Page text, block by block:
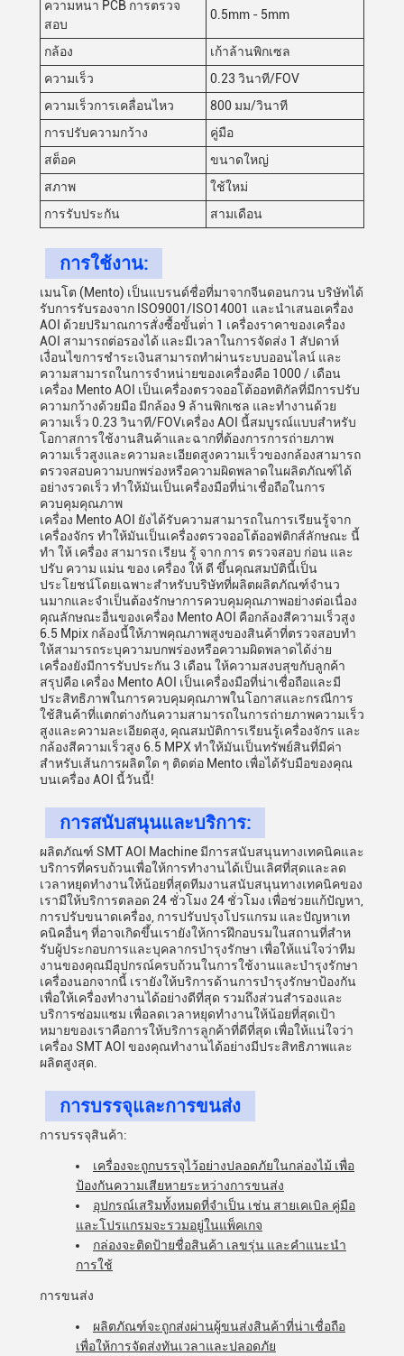
ความหนา PCB การตรวจ
สอบ
0.5mm - 5mm
กล้อง
เก้าล้านพิกเซล
ความเร็ว
0.23 วินาที/FOV
ความเร็วการเคลื่อนไหว
800 มม/วินาที
การปรับความกว้าง
คู่มือ
สต็อค
ขนาดใหญ่
สภาพ
ใช้ใหม่
การรับประกัน
สามเดือน
การใช้งาน:
เมนโต (Mento) เป็นแบรนด์ชื่อที่มาจากจีนดอนกวน บริษัทได้
รับการรับรองจาก ISO9001/ISO14001 และนําเสนอเครื่อง
AOI ด้วยปริมาณการสั่งซื้อขั้นต่ํา 1 เครื่องราคาของเครื่อง
AOI สามารถต่อรองได้ และมีเวลาในการจัดส่ง 1 สัปดาห์
เงื่อนไขการชําระเงินสามารถทําผ่านระบบออนไลน์ และ
ความสามารถในการจําหน่ายของเครื่องคือ 1000 / เดือน
เครื่อง Mento AOI เป็นเครื่องตรวจออโต้ออทติกัลที่มีการปรับ
ความกว้างด้วยมือ มีกล้อง 9 ล้านพิกเซล และทํางานด้วย
ความเร็ว 0.23 วินาที/FOVเครื่อง AOI นี้สมบูรณ์แบบสําหรับ
โอกาสการใช้งานสินค้าและฉากที่ต้องการการถ่ายภาพ
ความเร็วสูงและความละเอียดสูงความเร็วของกล้องสามารถ
ตรวจสอบความบกพร่องหรือความผิดพลาดในผลิตภัณฑ์ได้
อย่างรวดเร็ว ทําให้มันเป็นเครื่องมือที่น่าเชื่อถือในการ
ควบคุมคุณภาพ
เครื่อง Mento AOI ยังได้รับความสามารถในการเรียนรู้จาก
เครื่องจักร ทําให้มันเป็นเครื่องตรวจออโต้ออฟติกส์ลักษณะ นี้
ทํา ให้ เครื่อง สามารถ เรียน รู้ จาก การ ตรวจสอบ ก่อน และ
ปรับ ความ แม่น ของ เครื่อง ให้ ดี ขึ้นคุณสมบัตินี้เป็น
ประโยชน์โดยเฉพาะสําหรับบริษัทที่ผลิตผลิตภัณฑ์จํานว
นมากและจําเป็นต้องรักษาการควบคุมคุณภาพอย่างต่อเนื่อง
คุณลักษณะอื่นของเครื่อง Mento AOI คือกล้องสีความเร็วสูง
6.5 Mpix กล้องนี้ให้ภาพคุณภาพสูงของสินค้าที่ตรวจสอบทํา
ให้สามารถระบุความบกพร่องหรือความผิดพลาดได้ง่าย
เครื่องยังมีการรับประกัน 3 เดือน ให้ความสงบสุขกับลูกค้า
สรุปคือ เครื่อง Mento AOI เป็นเครื่องมือที่น่าเชื่อถือและมี
ประสิทธิภาพในการควบคุมคุณภาพในโอกาสและกรณีการ
ใช้สินค้าที่แตกต่างกันความสามารถในการถ่ายภาพความเร็ว
สูงและความละเอียดสูง, คุณสมบัติการเรียนรู้เครื่องจักร และ
กล้องสีความเร็วสูง 6.5 MPX ทําให้มันเป็นทรัพย์สินที่มีค่า
สําหรับเส้นการผลิตใด ๆ ติดต่อ Mento เพื่อได้รับมือของคุณ
บนเครื่อง AOI นี้วันนี้!
การสนับสนุนและบริการ:
ผลิตภัณฑ์ SMT AOI Machine มีการสนับสนุนทางเทคนิคและ
บริการที่ครบถ้วนเพื่อให้การทํางานได้เป็นเลิศที่สุดและลด
เวลาหยุดทํางานให้น้อยที่สุดทีมงานสนับสนุนทางเทคนิคของ
เรามีให้บริการตลอด 24 ชั่วโมง 24 ชั่วโมง เพื่อช่วยแก้ปัญหา,
การปรับขนาดเครื่อง, การปรับปรุงโปรแกรม และปัญหาเท
คนิคอื่นๆ ที่อาจเกิดขึ้นเรายังให้การฝึกอบรมในสถานที่สําห
รับผู้ประกอบการและบุคลากรบํารุงรักษา เพื่อให้แน่ใจว่าทีม
งานของคุณมีอุปกรณ์ครบถ้วนในการใช้งานและบํารุงรักษา
เครื่องนอกจากนี้ เรายังให้บริการด้านการบํารุงรักษาป้องกัน
เพื่อให้เครื่องทํางานได้อย่างดีที่สุด รวมถึงส่วนสํารองและ
บริการซ่อมแซม เพื่อลดเวลาหยุดทํางานให้น้อยที่สุดเป้า
หมายของเราคือการให้บริการลูกค้าที่ดีที่สุด เพื่อให้แน่ใจว่า
เครื่อง SMT AOI ของคุณทํางานได้อย่างมีประสิทธิภาพและ
ผลิตสูงสุด.
การบรรจุและการขนส่ง
การบรรจุสินค้า:
เครื่องจะถูกบรรจุไว้อย่างปลอดภัยในกล่องไม้ เพื่อ
ป้องกันความเสียหายระหว่างการขนส่ง
อุปกรณ์เสริมทั้งหมดที่จําเป็น เช่น สายเคเบิล คู่มือ
และโปรแกรมจะรวมอยู่ในแพ็คเกจ
กล่องจะติดป้ายชื่อสินค้า เลขรุ่น และคําแนะนํา
การใช้
การขนส่ง
ผลิตภัณฑ์จะถูกส่งผ่านผู้ขนส่งสินค้าที่น่าเชื่อถือ
เพื่อให้การจัดส่งทันเวลาและปลอดภัย